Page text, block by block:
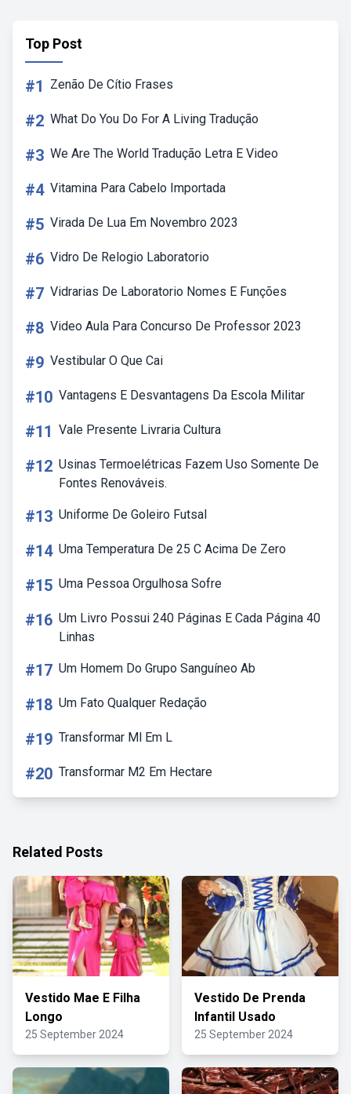
Top Post
#1 Zenão De Cítio Frases
#2 What Do You Do For A Living Tradução
#3 We Are The World Tradução Letra E Video
#4 Vitamina Para Cabelo Importada
#5 Virada De Lua Em Novembro 2023
#6 Vidro De Relogio Laboratorio
#7 Vidrarias De Laboratorio Nomes E Funções
#8 Video Aula Para Concurso De Professor 2023
#9 Vestibular O Que Cai
#10 Vantagens E Desvantagens Da Escola Militar
#11 Vale Presente Livraria Cultura
#12 Usinas Termoelétricas Fazem Uso Somente De
Fontes Renováveis.
#13 Uniforme De Goleiro Futsal
#14 Uma Temperatura De 25 C Acima De Zero
#15 Uma Pessoa Orgulhosa Sofre
#16 Um Livro Possui 240 Páginas E Cada Página 40
Linhas
#17 Um Homem Do Grupo Sanguíneo Ab
#18 Um Fato Qualquer Redação
#19 Transformar Ml Em L
#20 Transformar M2 Em Hectare
Related Posts
Vestido Mae E Filha
Longo
25 September 2024
Vestido De Prenda
Infantil Usado
25 September 2024